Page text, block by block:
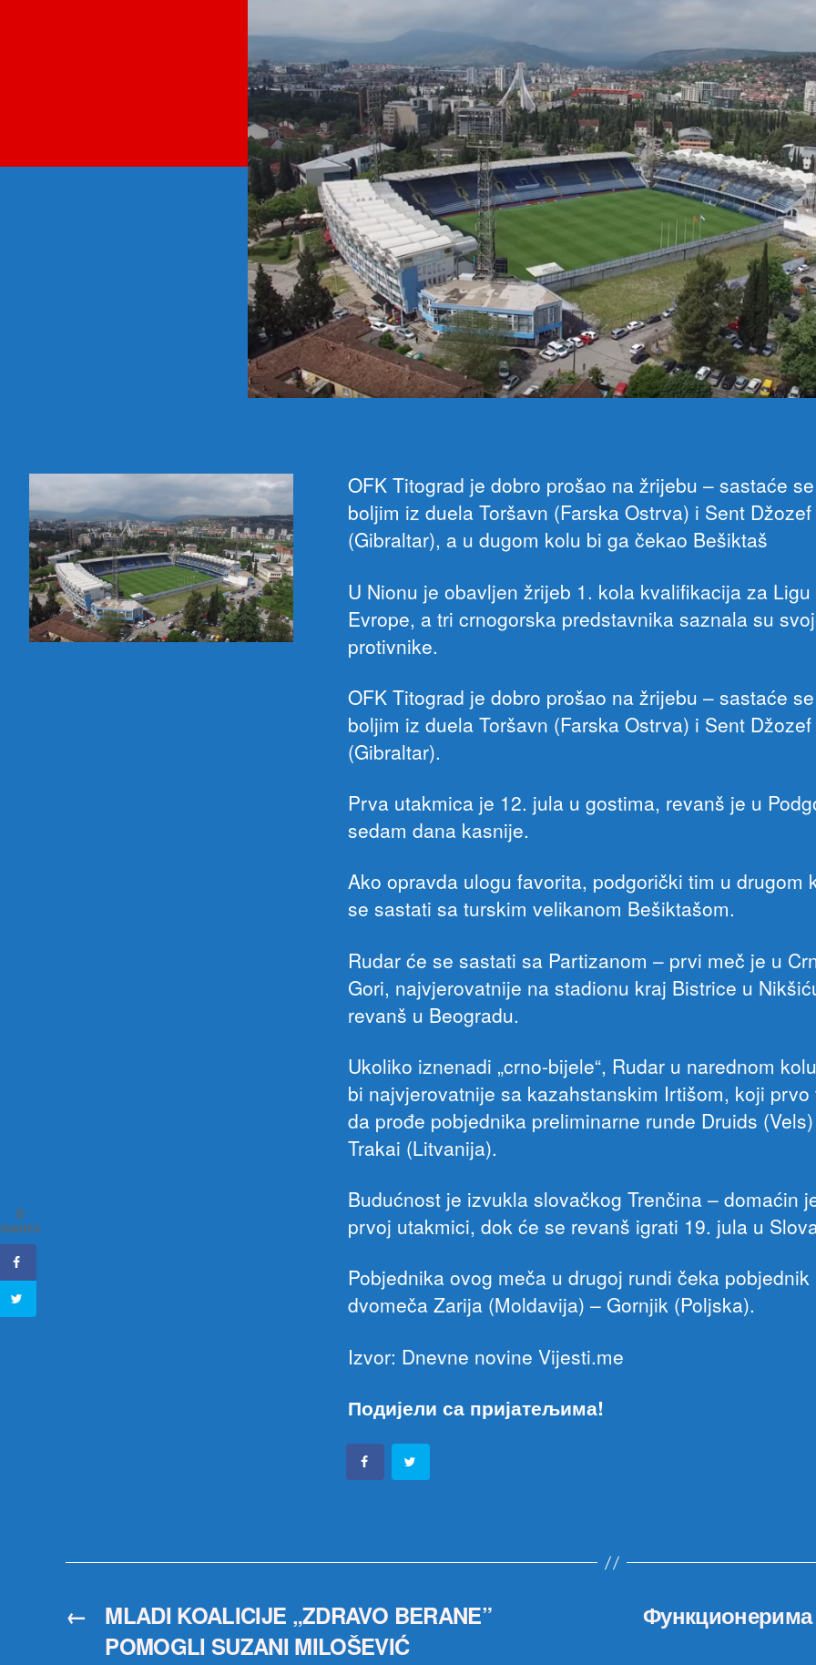
OFK Titograd je dobro prošao na žrijebu – sastaće
boljim iz duela Toršavn (Farska Ostrva) i Sent Džozef
(Gibraltar), a u dugom kolu bi ga čekao Bešiktaš
U Nionu je obavljen žrijeb 1. kola kvalifikacija za Ligu
Evrope, a tri crnogorska predstavnika saznala su
protivnike.
OFK Titograd je dobro prošao na žrijebu – sastaće
boljim iz duela Toršavn (Farska Ostrva) i Sent Džozef
(Gibraltar).
Prva utakmica je 12. jula u gostima, revanš je u
sedam dana kasnije.
Ako opravda ulogu favorita, podgorički tim u drugom
se sastati sa turskim velikanom Bešiktašom.
Rudar će se sastati sa Partizanom – prvi meč je u
Gori, najvjerovatnije na stadionu kraj Bistrice u
revanš u Beogradu.
Ukoliko iznenadi „crno-bijele“, Rudar u narednom
bi najvjerovatnije sa kazahstanskim Irtišom, koji prvo
da prođe pobjednika preliminarne runde Druids
Trakai (Litvanija).
Budućnost je izvukla slovačkog Trenčina – domaćin
prvoj utakmici, dok će se revanš igrati 19. jula u
Pobjednika ovog meča u drugoj rundi čeka pobjednik
dvomeča Zarija (Moldavija) – Gornjik (Poljska).
Izvor: Dnevne novine Vijesti.me
Подијели са пријатељима!
←
MLADI KOALICIJE „ZDRAVO BERANE”
POMOGLI SUZANI MILOŠEVIĆ
Функционерима
0
SHARES